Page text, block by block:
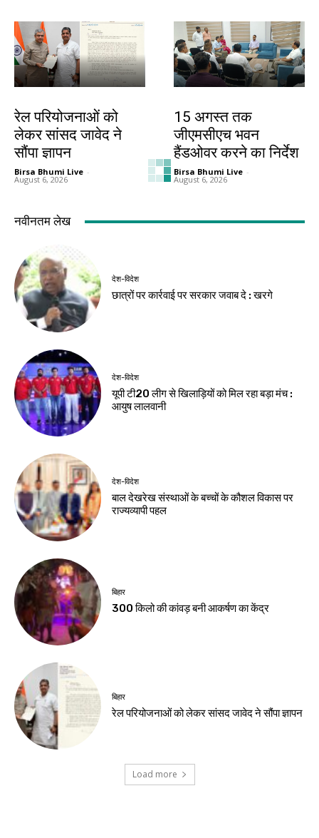
रेल परियोजनाओं को
लेकर सांसद जावेद ने
सौंपा ज्ञापन
Birsa Bhumi Live -
August 6, 2026
15 अगस्त तक
जीएमसीएच भवन
हैंडओवर करने का निर्देश
Birsa Bhumi Live -
August 6, 2026
झारखंड न्यूज़
मांगें नहीं मानी गईं तो
देशभर के युवा झारखंड
Birsa Bhumi Live
August 6, 2026
जेपीएससी मुद्दे पर
झारखंड न्यूज़
विधानसभा सत्र शुरू,
अध्यक्ष का स्वागत
Birsa Bhumi Live -
August 6, 2026
नवीनतम लेख